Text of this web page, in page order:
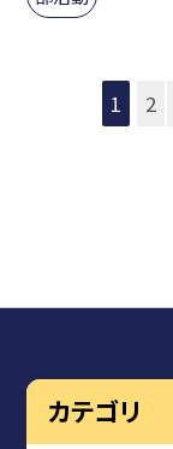
1 2
カテゴリ